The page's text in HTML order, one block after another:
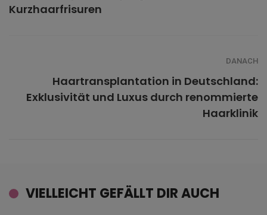
Kurzhaarfrisuren
DANACH
Haartransplantation in Deutschland:
Exklusivität und Luxus durch renommierte
Haarklinik
VIELLEICHT GEFÄLLT DIR AUCH